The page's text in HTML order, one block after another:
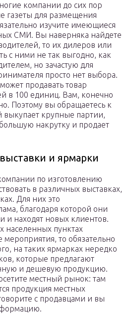
компании до сих пор
газеты для размещения
изучите имеющиеся
СМИ. Вы наверняка найдете
то их дилеров или
с ними не так выгодно, как
но зачастую для
просто нет выбора.
продавать товар
в 100 единиц. Вам, конечно
Поэтому вы обращаетесь к
выкупает крупные партии,
накрутку и продает
и ярмарки
по изготовлению
в различных выставках,
Для них это
благодаря которой они
и находят новых клиентов.
населенных пунктах
мероприятия, то обязательно
на таких ярмарках нередко
которые предлагают
и дешевую продукцию.
местный рынок: там
продукция местных
с продавцами и вы